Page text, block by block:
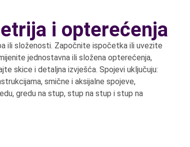
i opterećenja
ili složenosti. Započnite ispočetka ili uvezite
jednostavna ili složena opterećenja,
skice i detaljna izvješća. Spojevi uključuju:
smične i aksijalne spojeve,
gredu na stup, stup na stup i stup na